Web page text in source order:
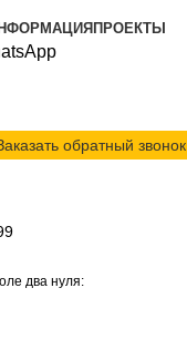
ПРОЕКТЫ
обратный звонок
два нуля: